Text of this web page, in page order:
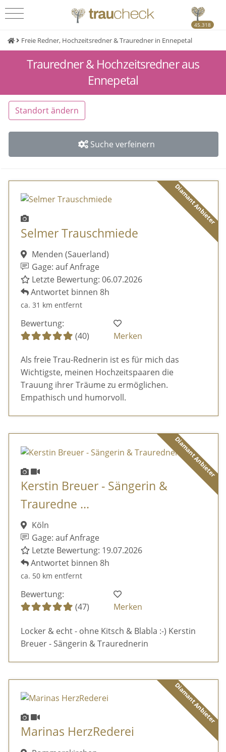
45.318
Freie Redner, Hochzeitsredner & Trauredner in Ennepetal
Trauredner & Hochzeitsredner aus
Ennepetal
Standort ändern
Suche verfeinern
Diamant Anbieter
Selmer Trauschmiede
Menden (Sauerland)
Gage: auf Anfrage
Letzte Bewertung: 06.07.2026
Antwortet binnen 8h
ca. 31 km entfernt
Bewertung:
(40)
Merken
Als freie Trau-Rednerin ist es für mich das
Wichtigste, meinen Hochzeitspaaren die
Trauung ihrer Träume zu ermöglichen.
Empathisch und humorvoll.
Diamant Anbieter
Kerstin Breuer - Sängerin &
Trauredne ...
Köln
Gage: auf Anfrage
Letzte Bewertung: 19.07.2026
Antwortet binnen 8h
ca. 50 km entfernt
Bewertung:
(47)
Merken
Locker & echt - ohne Kitsch & Blabla :-) Kerstin
Breuer - Sängerin & Traurednerin
Diamant Anbieter
Marinas HerzRederei